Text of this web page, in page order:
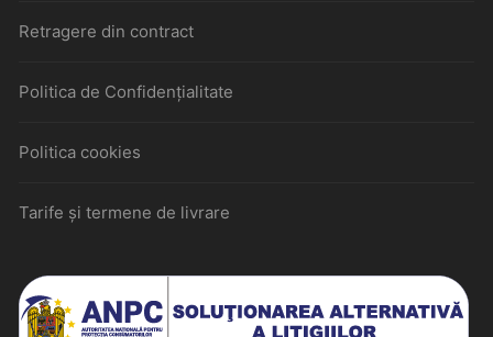
Retragere din contract
Politica de Confidențialitate
Politica cookies
Tarife și termene de livrare